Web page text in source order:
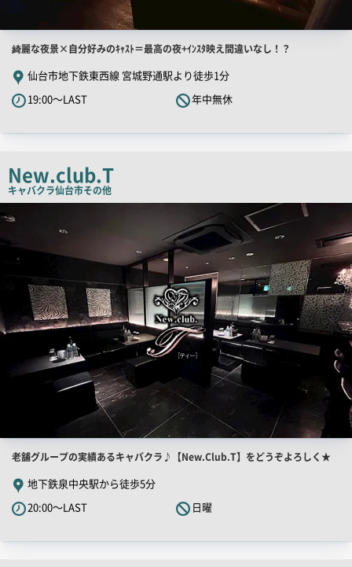
店
舗
PR
キ
コ
ピ
ー
綺麗な夜景×自分好みのｷｬｽﾄ＝最高の夜+ｲﾝｽﾀ映え間違いなし！？
仙台市地下鉄東西線 宮城野通駅より徒歩1分
19:00～LAST
年中無休
New.club.T
キャバクラ仙台市その他
店
舗
画
店
舗
PR
キ
老舗グループの実績あるキャバクラ♪【New.Club.T】をどうぞよろしく★
地下鉄泉中央駅から徒歩5分
20:00～LAST
日曜